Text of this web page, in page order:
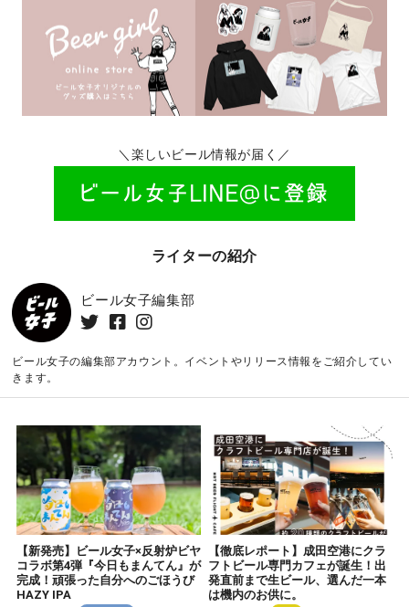
＼楽しいビール情報が届く／
ライターの紹介
ビール女子編集部
ビール女子の編集部アカウント。イベントやリリース情報をご紹介してい
きます。
【新発売】ビール女子×反射炉ビヤ
コラボ第4弾『今日もまんてん』が
完成！頑張った自分へのごほうび
HAZY IPA
【徹底レポート】成田空港にクラ
フトビール専門カフェが誕生！出
発直前まで生ビール、選んだ一本
は機内のお供に。